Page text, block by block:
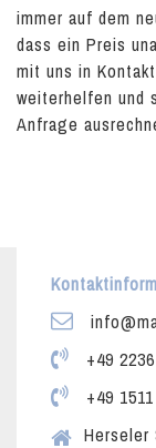
immer auf dem
dass ein Preis
mit uns in
weiterhelfen und
Anfrage
+49
+49
Herseler